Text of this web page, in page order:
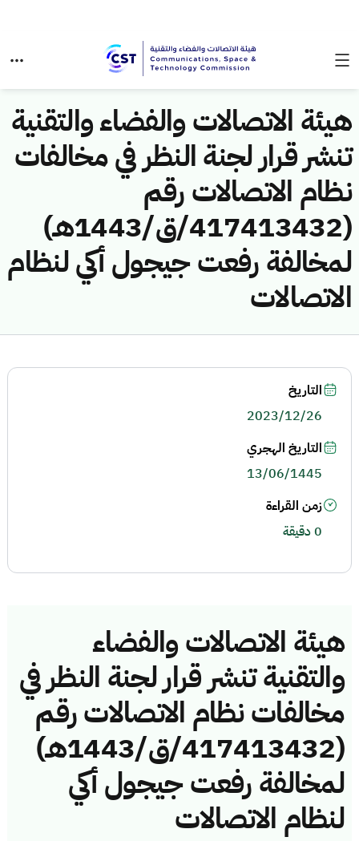
هيئة الاتصالات والفضاء والتقنية
تنشر قرار لجنة النظر في مخالفات
نظام الاتصالات رقم
(417413432/ق/1443هـ)
لمخالفة رفعت جيجول أكي لنظام
الاتصالات
هيئة الاتصالات والفضاء
والتقنية تنشر قرار لجنة النظر في
مخالفات نظام الاتصالات رقم
(417413432/ق/1443هـ)
لمخالفة رفعت جيجول أكي
لنظام الاتصالات
التاريخ
2023/12/26
التاريخ الهجري
13/06/1445
زمن القراءة
0 دقيقة